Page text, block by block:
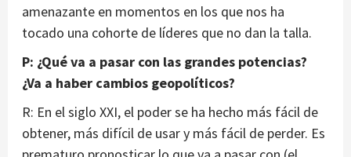
amenazante en momentos en los que nos ha
tocado una cohorte de líderes que no dan la talla.
P: ¿Qué va a pasar con las grandes potencias?
¿Va a haber cambios geopolíticos?
R: En el siglo XXI, el poder se ha hecho más fácil de
obtener, más difícil de usar y más fácil de perder. Es